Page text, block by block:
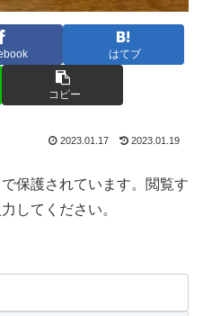
はてブ
コピー
2023.01.17 2023.01.19
保護されています。閲覧す
してください。